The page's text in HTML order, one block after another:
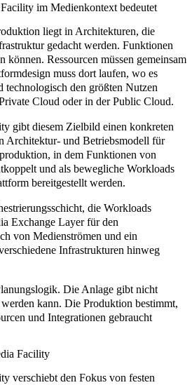
im Medienkontext bedeutet
liegt in Architekturen, die
gedacht werden. Funktionen
können. Ressourcen müssen gemeinsam
muss dort laufen, wo es
den größten Nutzen
Cloud oder in der Public Cloud.
gibt diesem Zielbild einen konkreten
Architektur- und Betriebsmodell für
in dem Funktionen von
und als bewegliche Workloads
bereitgestellt werden.
die Workloads
Exchange Layer für den
von Medienströmen und ein
Infrastrukturen hinweg
Die Anlage gibt nicht
kann. Die Produktion bestimmt,
und Integrationen gebraucht
Facility
verschiebt den Fokus von festen